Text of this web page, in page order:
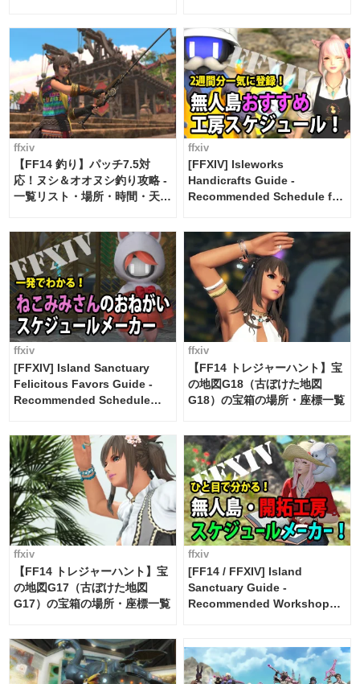
ffxiv
【FF14 釣り】パッチ7.5対
応！ヌシ＆オオヌシ釣り攻略 -
一覧リスト・場所・時間・天
ffxiv
[FFXIV] Isleworks
Handicrafts Guide -
Recommended Schedule for
ffxiv
[FFXIV] Island Sanctuary
Felicitous Favors Guide -
Recommended Schedule
ffxiv
【FF14 トレジャーハント】宝
の地図G18（古ぼけた地図
G18）の宝箱の場所・座標一覧
ffxiv
【FF14 トレジャーハント】宝
の地図G17（古ぼけた地図
G17）の宝箱の場所・座標一覧
ffxiv
[FF14 / FFXIV] Island
Sanctuary Guide -
Recommended Workshop